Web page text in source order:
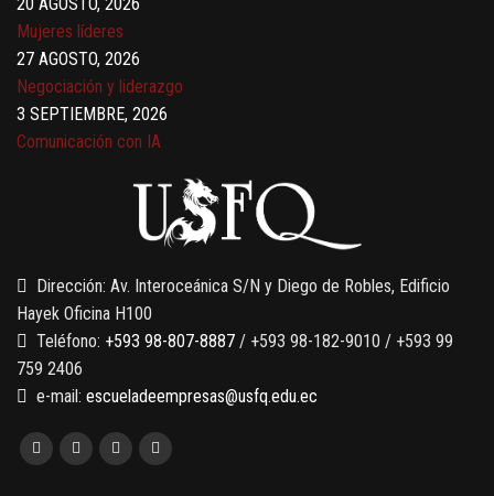
Mujeres líderes
27 AGOSTO, 2026
Negociación y liderazgo
3 SEPTIEMBRE, 2026
Comunicación con IA
Gobernanza de datos
Finanzas para no financieros
Dirección: Av. Interoceánica S/N y Diego de Robles, Edificio
Hayek Oficina H100
Teléfono: +593 98-807-8887 / +593 98-182-9010 / +593 99
759 2406
e-mail: escueladeempresas@usfq.edu.ec